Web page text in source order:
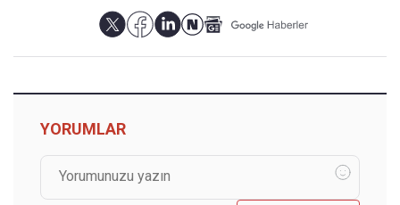
YORUMLAR